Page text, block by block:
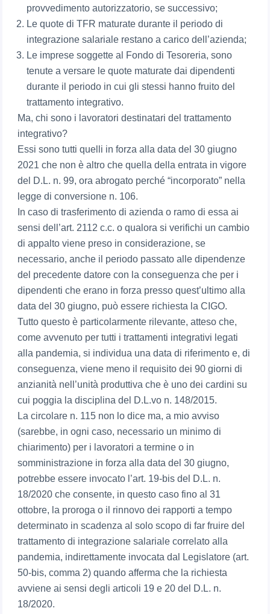
provvedimento autorizzatorio, se successivo;
Le quote di TFR maturate durante il periodo di
integrazione salariale restano a carico dell’azienda;
Le imprese soggette al Fondo di Tesoreria, sono
tenute a versare le quote maturate dai dipendenti
durante il periodo in cui gli stessi hanno fruito del
trattamento integrativo.
Ma, chi sono i lavoratori destinatari del trattamento
integrativo?
Essi sono tutti quelli in forza alla data del 30 giugno
2021 che non è altro che quella della entrata in vigore
del D.L. n. 99, ora abrogato perché “incorporato” nella
legge di conversione n. 106.
In caso di trasferimento di azienda o ramo di essa ai
sensi dell’art. 2112 c.c. o qualora si verifichi un cambio
di appalto viene preso in considerazione, se
necessario, anche il periodo passato alle dipendenze
del precedente datore con la conseguenza che per i
dipendenti che erano in forza presso quest’ultimo alla
data del 30 giugno, può essere richiesta la CIGO.
Tutto questo è particolarmente rilevante, atteso che,
come avvenuto per tutti i trattamenti integrativi legati
alla pandemia, si individua una data di riferimento e, di
conseguenza, viene meno il requisito dei 90 giorni di
anzianità nell’unità produttiva che è uno dei cardini su
cui poggia la disciplina del D.L.vo n. 148/2015.
La circolare n. 115 non lo dice ma, a mio avviso
(sarebbe, in ogni caso, necessario un minimo di
chiarimento) per i lavoratori a termine o in
somministrazione in forza alla data del 30 giugno,
potrebbe essere invocato l’art. 19-bis del D.L. n.
18/2020 che consente, in questo caso fino al 31
ottobre, la proroga o il rinnovo dei rapporti a tempo
determinato in scadenza al solo scopo di far fruire del
trattamento di integrazione salariale correlato alla
pandemia, indirettamente invocata dal Legislatore (art.
50-bis, comma 2) quando afferma che la richiesta
avviene ai sensi degli articoli 19 e 20 del D.L. n.
18/2020.